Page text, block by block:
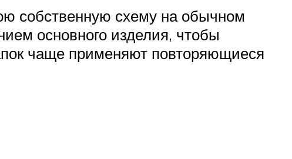
собственную схему на обычном
основного изделия, чтобы
чаще применяют повторяющиеся